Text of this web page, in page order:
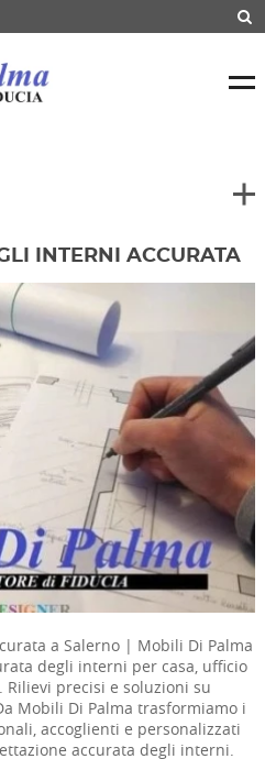
INTERNI ACCURATA
a Salerno | Mobili Di Palma
degli interni per casa, ufficio
precisi e soluzioni su
Mobili Di Palma trasformiamo i
accoglienti e personalizzati
accurata degli interni.